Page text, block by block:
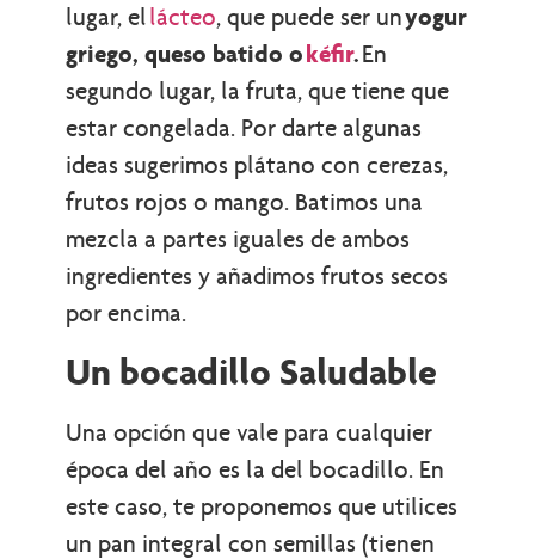
lugar, ellácteo, que puede ser unyogur
griego, queso batido okéfir.En
segundo lugar, la fruta, que tiene que
estar congelada. Por darte algunas
ideas sugerimos plátano con cerezas,
frutos rojos o mango. Batimos una
mezcla a partes iguales de ambos
ingredientes y añadimos frutos secos
por encima.
Un bocadillo Saludable
Una opción que vale para cualquier
época del año es la del bocadillo. En
este caso, te proponemos que utilices
un pan integral con semillas (tienen